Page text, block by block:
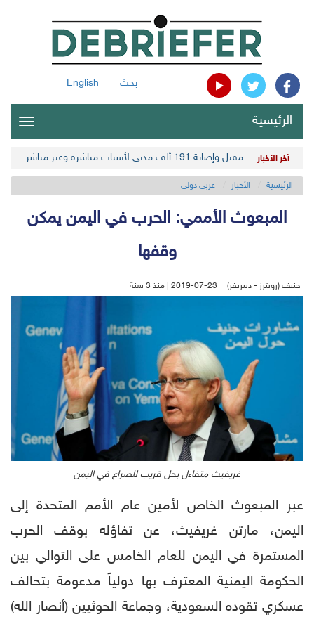
بحث English
الرئيسية
آخر الأخبار مقتل وإصابة 191 ألف مدني لأسباب مباشرة وغير مباشرة في أحدث حصيلة حوثية
الرئيسية الأخبار عربي دولي
المبعوث الأممي: الحرب في اليمن يمكن
وقفها
جنيف (رويترز - ديبريفر) 2019-07-23 | منذ 3 سنة
غريفيث متفاءل بحل قريب للصراع في اليمن
عبر المبعوث الخاص لأمين عام الأمم المتحدة إلى
اليمن، مارتن غريفيث، عن تفاؤله بوقف الحرب
المستمرة في اليمن للعام الخامس على التوالي بين
الحكومة اليمنية المعترف بها دولياً مدعومة بتحالف
عسكري تقوده السعودية، وجماعة الحوثيين (أنصار الله)